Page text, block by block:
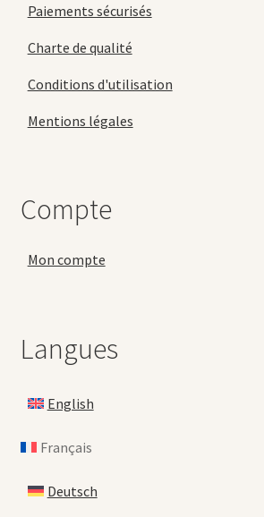
Paiements sécurisés
Charte de qualité
Conditions d'utilisation
Mentions légales
Compte
Mon compte
Langues
English
Français
Deutsch